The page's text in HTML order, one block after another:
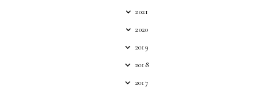
2021
2020
2019
2018
2017